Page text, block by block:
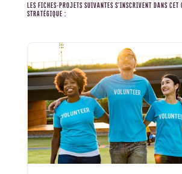
LES FICHES-PROJETS SUIVANTES S’INSCRIVENT DANS CET
STRATÉGIQUE :